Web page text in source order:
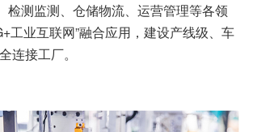
检测监测、仓储物流、运营管理等各领
工业互联网”融合应用，建设产线级、车
连接工厂。